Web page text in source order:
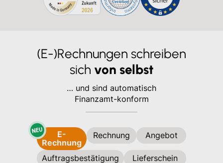
(E-)Rechnungen schreiben
sich von selbst
… und sind automatisch
Finanzamt-konform
E-
Rechnung
Rechnung Angebot
Auftragsbestätigung Lieferschein